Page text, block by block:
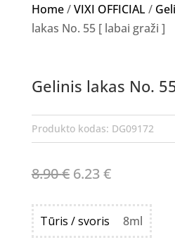
Home/VIXI OFFICIAL/
lakas No. 55 [ labai graži ]
NETURIME
Gelinis lakas No.
Produkto kodas: DG09172
8.90€ Original
was:
8.90 €.
6.23€Current
is:
6.23 €.
Tūris / svoris 8ml